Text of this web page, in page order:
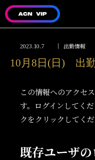
2023.10.7 出勤情報
10月8日(日) 出
この情報へのアクセ
す。ログインしてく
クをクリックしてくだ
既存ユーザ